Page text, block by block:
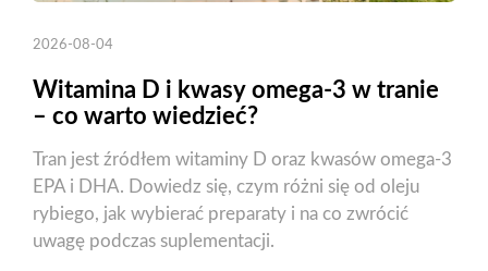
2026-08-04
Witamina D i kwasy omega-3 w tranie
– co warto wiedzieć?
Tran jest źródłem witaminy D oraz kwasów omega-3
EPA i DHA. Dowiedz się, czym różni się od oleju
rybiego, jak wybierać preparaty i na co zwrócić
uwagę podczas suplementacji.